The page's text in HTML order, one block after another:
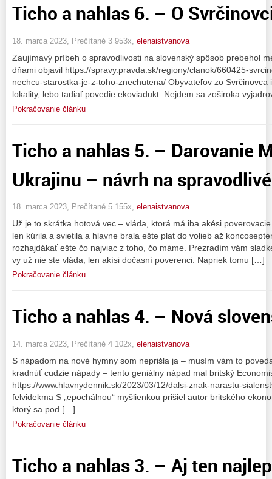
Ticho a nahlas 6. – O
18. marca 2023, Prečítané 3 953x, elenaistvanova
Zaujímavý príbeh o spravodlivosti na slovenský spôsob prebehol
dňami objavil https://spravy.pravda.sk/regiony/clanok/660425-
nechcu-starostka-je-z-toho-znechutena/ Obyvateľov zo
lokality, lebo tadiaľ povedie ekoviadukt. Nejdem sa zoširoka
Pokračovanie článku
Ticho a nahlas 5. – Darovanie
Ukrajinu – návrh na
18. marca 2023, Prečítané 5 155x, elenaistvanova
Už je to skrátka hotová vec – vláda, ktorá má iba akési
len kúrila a svietila a hlavne brala ešte plat do volieb až
rozhajdákať ešte čo najviac z toho, čo máme. Prezradím vám
vy už nie ste vláda, len akísi dočasní poverenci. Napriek tomu […]
Pokračovanie článku
Ticho a nahlas 4. – Nová
14. marca 2023, Prečítané 4 102x, elenaistvanova
S nápadom na nové hymny som neprišla ja – musím vám to
kradnúť cudzie nápady – tento geniálny nápad mal britský
https://www.hlavnydennik.sk/2023/03/12/dalsi-znak-narastu-
felvidekma S „epochálnou“ myšlienkou prišiel autor britského
ktorý sa pod […]
Pokračovanie článku
Ticho a nahlas 3. – Aj ten